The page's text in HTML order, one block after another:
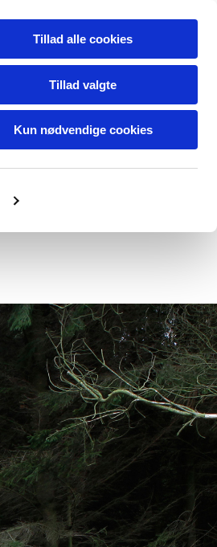
Tillad alle cookies
Tillad valgte
Kun nødvendige cookies